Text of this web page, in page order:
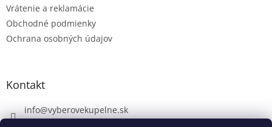
Vrátenie a reklamácie
Obchodné podmienky
Ochrana osobných údajov
Kontakt
info@vyberovekupelne.sk